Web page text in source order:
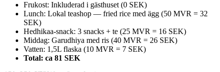
Frukost: Inkluderad i gästhuset (0 SEK)
Lunch: Lokal teashop — fried rice med ägg (50 MVR = 32
SEK)
Hedhikaa-snack: 3 snacks + te (25 MVR = 16 SEK)
Middag: Garudhiya med ris (40 MVR = 26 SEK)
Vatten: 1,5L flaska (10 MVR = 7 SEK)
Total: ca 81 SEK